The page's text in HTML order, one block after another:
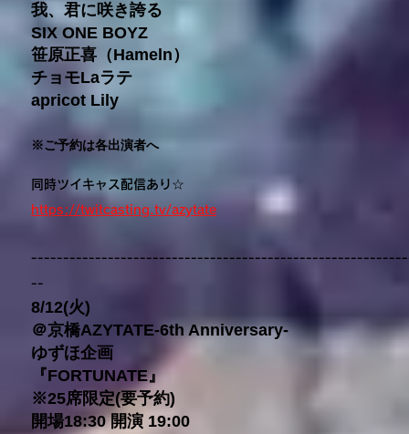
我、君に咲き誇る
SIX ONE BOYZ
笹原正喜（Hameln）
チョモLaラテ
apricot Lily
※ご予約は各出演者へ
同時ツイキャス配信あり☆
https://twitcasting.tv/azytate
--
8/12(火)
＠京橋AZYTATE-6th Anniversary-
ゆずほ企画
『FORTUNATE』
※25席限定(要予約)
開場18:30 開演 19:00